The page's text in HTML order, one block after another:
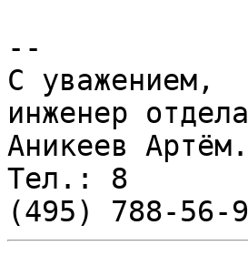
--
С уважением,
инженер
Аникеев Артём.
Тел.: 8